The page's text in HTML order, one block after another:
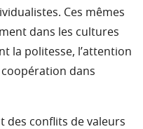
Ces mêmes
dans les cultures
la politesse, l’attention
coopération dans
des conflits de valeurs